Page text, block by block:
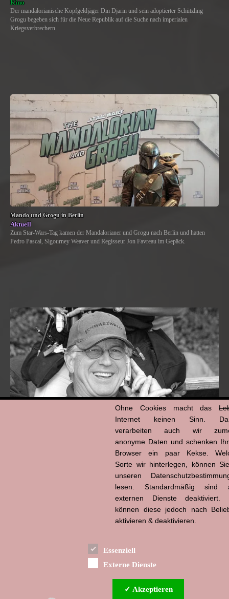
Kino
Der mandalorianische Kopfgeldjäger Din Djarin und sein adoptierter Schützling
Grogu begeben sich für die Neue Republik auf die Suche nach imperialen
Kriegsverbrechern.
Mando und Grogu in Berlin
Aktuell
Zum Star-Wars-Tag kamen der Mandalorianer und Grogu nach Berlin und hatten
Pedro Pascal, Sigourney Weaver und Regisseur Jon Favreau im Gepäck.
Ohne Cookies macht das
Internet keinen Sinn.
verarbeiten auch wir
anonyme Daten und schenken
Browser ein paar Kekse.
Sorte wir hinterlegen, können
unseren
lesen. Standardmäßig sind
externen Dienste deaktiviert.
können diese jedoch nach
aktivieren & deaktivieren.
Essenziell
Externe Dienste
✓ Akzeptieren